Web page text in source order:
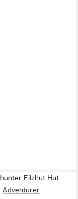
Filzhut Hut
Adventurer